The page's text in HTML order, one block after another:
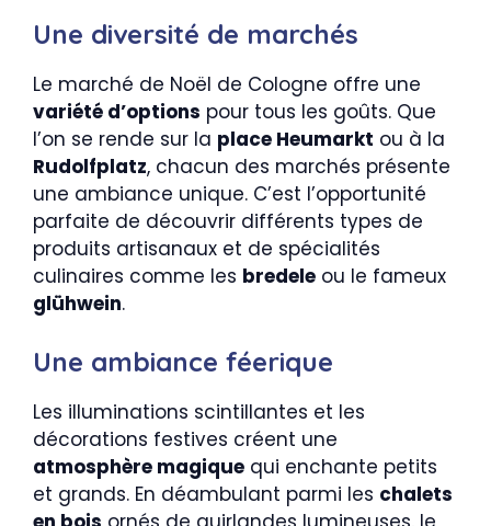
Une diversité de marchés
Le marché de Noël de Cologne offre une
variété d’options pour tous les goûts. Que
l’on se rende sur la place Heumarkt ou à la
Rudolfplatz, chacun des marchés présente
une ambiance unique. C’est l’opportunité
parfaite de découvrir différents types de
produits artisanaux et de spécialités
culinaires comme les bredele ou le fameux
glühwein.
Une ambiance féerique
Les illuminations scintillantes et les
décorations festives créent une
atmosphère magique qui enchante petits
et grands. En déambulant parmi les chalets